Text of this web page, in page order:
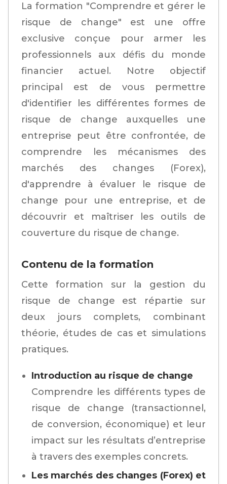
La formation "Comprendre et gérer le
risque de change" est une offre
exclusive conçue pour armer les
professionnels aux défis du monde
financier actuel. Notre objectif
principal est de vous permettre
d'identifier les différentes formes de
risque de change auxquelles une
entreprise peut être confrontée, de
comprendre les mécanismes des
marchés des changes (Forex),
d'apprendre à évaluer le risque de
change pour une entreprise, et de
découvrir et maîtriser les outils de
couverture du risque de change.
Contenu de la formation
Cette formation sur la gestion du
risque de change est répartie sur
deux jours complets, combinant
théorie, études de cas et simulations
pratiques.
Introduction au risque de change
Comprendre les différents types de
risque de change (transactionnel,
de conversion, économique) et leur
impact sur les résultats d’entreprise
à travers des exemples concrets.
Les marchés des changes (Forex) et